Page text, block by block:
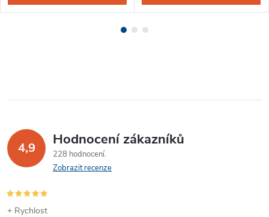
4,9 Hodnocení zákazníků
228 hodnocení
Zobrazit recenze
+ Rychlost